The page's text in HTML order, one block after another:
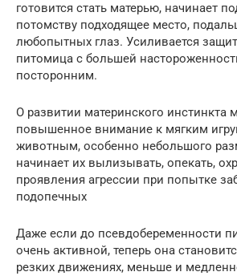
готовится стать матерью, начинает
потомству подходящее место,
любопытных глаз. Усиливается
питомица с большей
посторонним.
О развитии материнского инстинкта
повышенное внимание к мягким
животным, особенно небольшого
начинает их вылизывать, опекать,
проявления агрессии при попытке
подопечных
Даже если до псевдобеременности
очень активной, теперь она
резких движениях, меньше и